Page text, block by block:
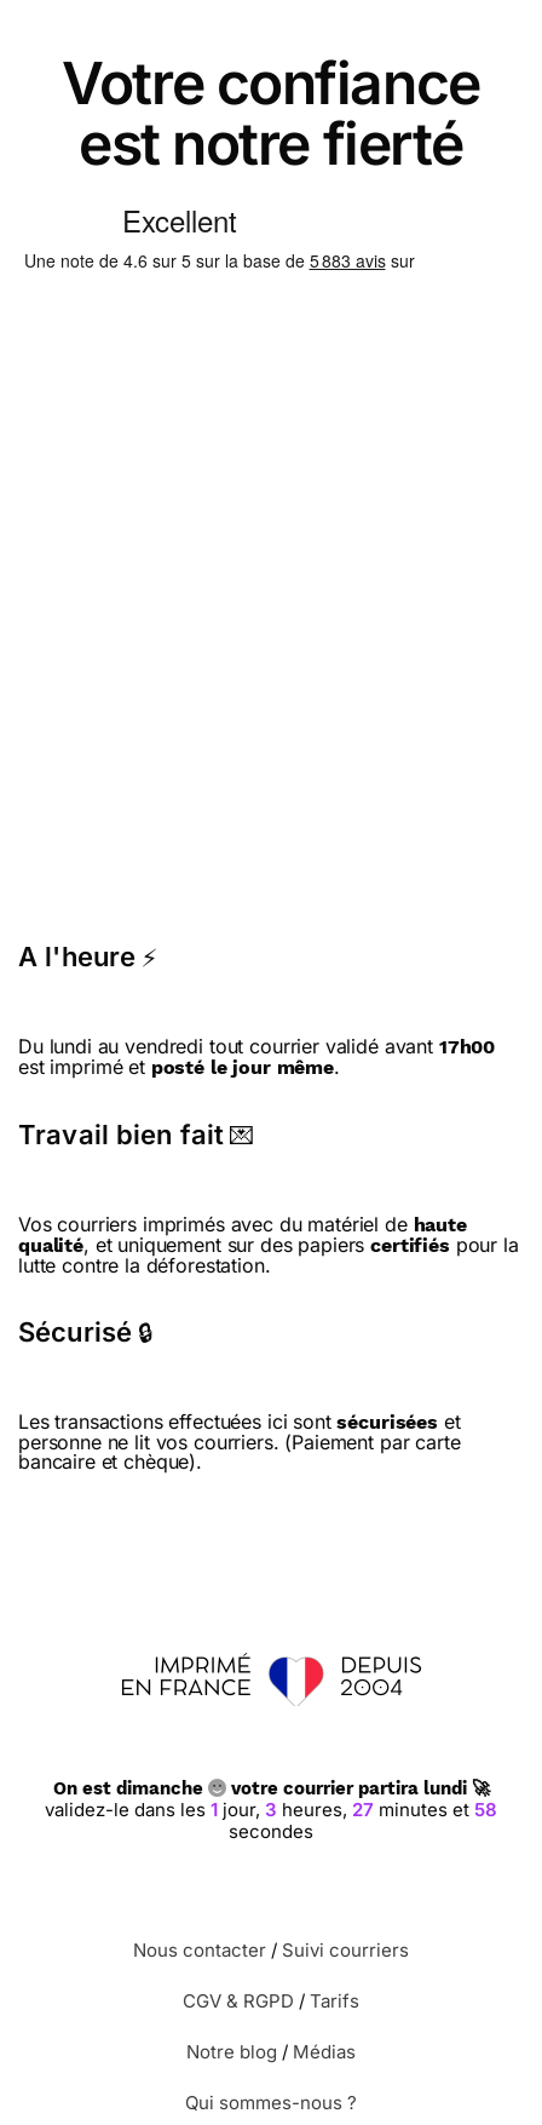
Votre confiance
est notre fierté
A l'heure ⚡
Du lundi au vendredi tout courrier validé avant 17h00
est imprimé et posté le jour même.
Travail bien fait 💌
Vos courriers imprimés avec du matériel de haute
qualité, et uniquement sur des papierscertifiés pour la
lutte contre la déforestation.
Sécurisé 🔒
Les transactions effectuées ici sontsécurisées et
personne ne lit vos courriers. (Paiement par carte
bancaire et chèque).
On est dimanche votre courrier partira lundi 🚀
validez-le dans les1 jour,3 heures, 27 minutes et57
secondes
Nous contacter / Suivi courriers
CGV & RGPD / Tarifs
Notre blog / Médias
Qui sommes-nous ?